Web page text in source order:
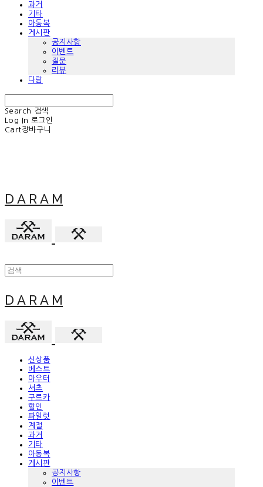
과거
기타
아동복
게시판
공지사항
이벤트
질문
리뷰
다람
Search
검색
Log In 로그인
Cart장바구니
D A R A M
D A R A M
신상품
베스트
아우터
셔츠
구르카
할인
파일럿
계절
과거
기타
아동복
게시판
공지사항
이벤트